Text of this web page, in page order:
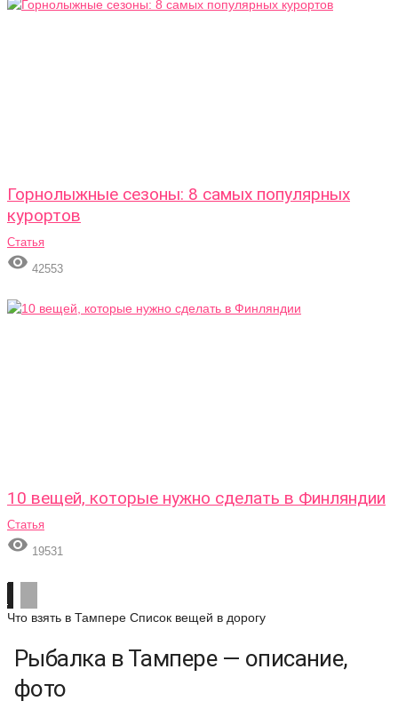
Горнолыжные сезоны: 8 самых популярных
курортов
Статья
 42553
10 вещей, которые нужно сделать в Финляндии
Статья
 19531
Что взять в Тампере Список вещей в дорогу
Рыбалка в Тампере — описание,
фото